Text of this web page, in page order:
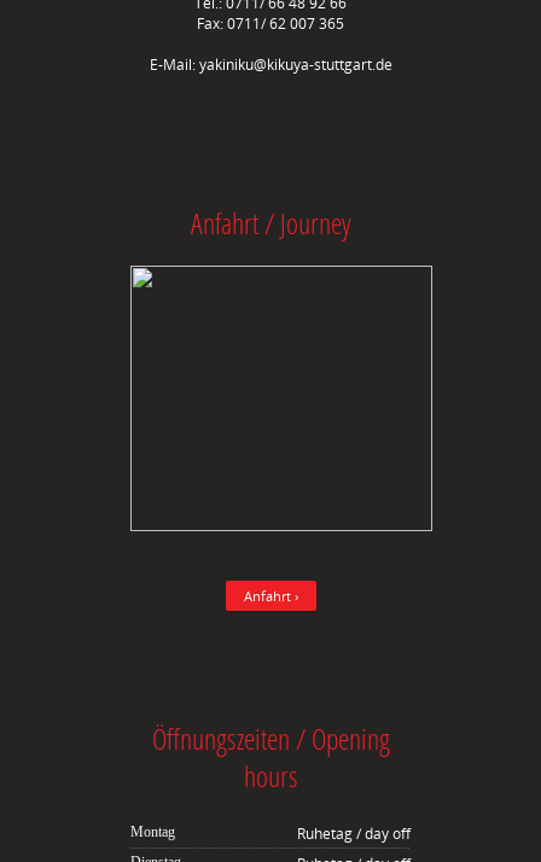
Fax: 0711/ 62 007 365
E-Mail:yakiniku@kikuya-stuttgart.de
Anfahrt / Journey
Anfahrt ›
Öffnungszeiten / Opening
hours
Montag Ruhetag / day off